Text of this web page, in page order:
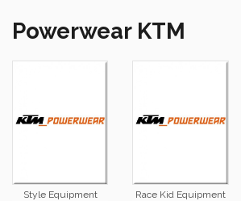
Powerwear KTM
Style Equipment Race Kid Equipment